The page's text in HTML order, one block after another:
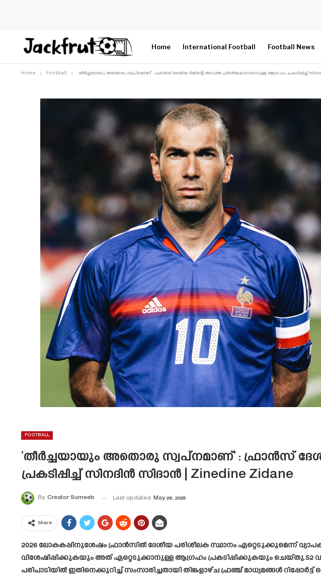
Home International Football Football News
Home Football ‘തീർച്ചയായും അതൊരു സ്വപ്നമാണ്’ : ഫ്രാൻസ് ദേശീയ ടീമിന്റെ അടുത്ത പരിശീലകനാവാനുള്ള ആഗ്രഹം പ്രകടിപ്പിച്ച്
FOOTBALL
‘തീർച്ചയായും അതൊരു സ്വപ്നമാണ്’ : ഫ്രാൻസ്
പ്രകടിപ്പിച്ച് സിനദിൻ സിദാൻ | Zinedine Zidane
By Creator Sumeeb Last updated May 28, 2025
Share
2026 ലോകകപ്പിനുശേഷം ഫ്രാൻസിൽ ദേശീയ പരിശീലക സ്ഥാനം ഏറ്റെടുക്കുമെന്ന്
വിശേഷിപ്പിക്കുകയും അത് ഏറ്റെടുക്കാനുള്ള ആഗ്രഹം പ്രകടിപ്പിക്കുകയും
പരിപാടിയിൽ ഇതിനെക്കുറിച്ച് സംസാരിച്ചതായി തിങ്കളാഴ്ച ഫ്രഞ്ച് മാധ്യമങ്ങൾ